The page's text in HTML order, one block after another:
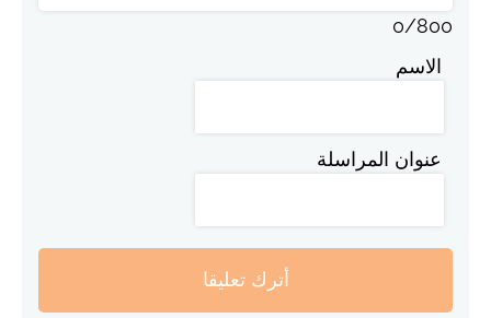
0/800
الاسم
عنوان المراسلة
أترك تعليقا